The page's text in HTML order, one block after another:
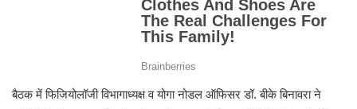
बैठक में फिजियोलॉजी विभागाध्यक्ष व योगा नोडल ऑफिसर डॉ. बीके बिनावरा ने